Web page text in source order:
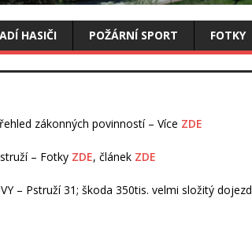
HASIČI POŽÁRNÍ SPORT FOTKY
zákonných povinností – Více ZDE
– Fotky ZDE, článek ZDE
– Pstruží 31; škoda 350tis. velmi složitý dojezd